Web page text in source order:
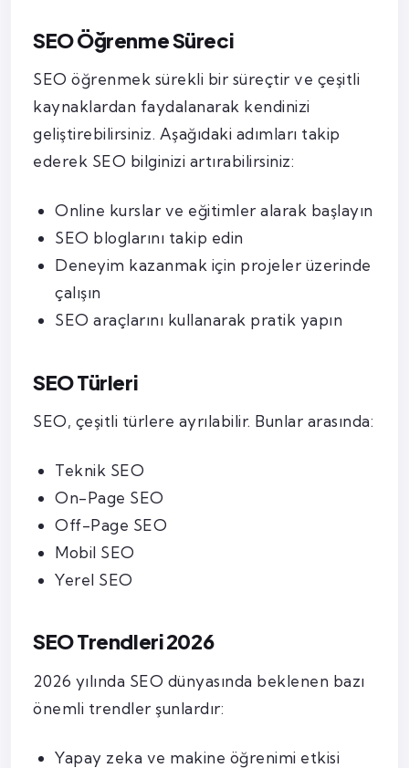
SEO Öğrenme Süreci
SEO öğrenmek sürekli bir süreçtir ve çeşitli
kaynaklardan faydalanarak kendinizi
geliştirebilirsiniz. Aşağıdaki adımları takip
ederek SEO bilginizi artırabilirsiniz:
Online kurslar ve eğitimler alarak başlayın
SEO bloglarını takip edin
Deneyim kazanmak için projeler üzerinde
çalışın
SEO araçlarını kullanarak pratik yapın
SEO Türleri
SEO, çeşitli türlere ayrılabilir. Bunlar arasında:
Teknik SEO
On-Page SEO
Off-Page SEO
Mobil SEO
Yerel SEO
SEO Trendleri 2026
2026 yılında SEO dünyasında beklenen bazı
önemli trendler şunlardır:
Yapay zeka ve makine öğrenimi etkisi